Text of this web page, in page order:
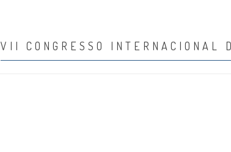
VII CONGRESSO